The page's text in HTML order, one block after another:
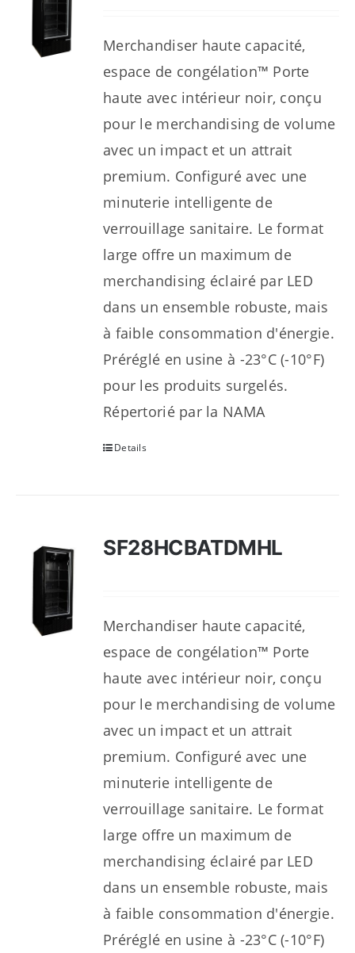
Merchandiser haute capacité,
espace de congélation™ Porte
haute avec intérieur noir, conçu
pour le merchandising de volume
avec un impact et un attrait
premium. Configuré avec une
minuterie intelligente de
verrouillage sanitaire. Le format
large offre un maximum de
merchandising éclairé par LED
dans un ensemble robuste, mais
à faible consommation d'énergie.
Préréglé en usine à -23°C (-10°F)
pour les produits surgelés.
Répertorié par la NAMA
Details
SF28HCBATDMHL
Merchandiser haute capacité,
espace de congélation™ Porte
haute avec intérieur noir, conçu
pour le merchandising de volume
avec un impact et un attrait
premium. Configuré avec une
minuterie intelligente de
verrouillage sanitaire. Le format
large offre un maximum de
merchandising éclairé par LED
dans un ensemble robuste, mais
à faible consommation d'énergie.
Préréglé en usine à -23°C (-10°F)